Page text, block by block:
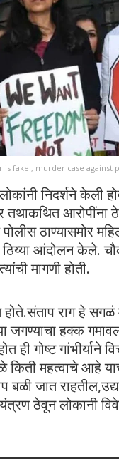
is fake , murder case against
निदर्शने केली
तथाकथित
ठाण्यासमोर
ठिय्या आंदोलन
मागणी होती.
राग हे सगळं
जगण्याचा हक्क
गोष्ट गांभीर्याने
महत्वाचे आहे
जात
ठेवून लोकानी